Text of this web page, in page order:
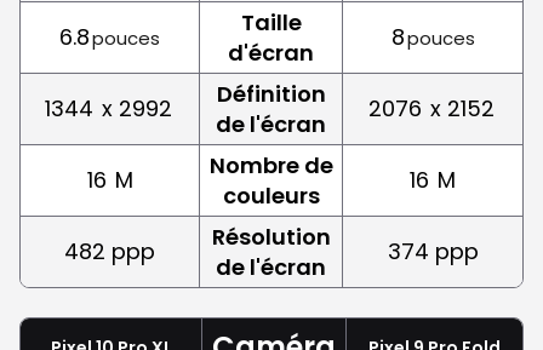
6.8pouces
Taille
d'écran
8pouces
1344 x 2992
Définition
de l'écran
2076 x 2152
16 M
Nombre de
couleurs
16 M
482 ppp
Résolution
de l'écran
374 ppp